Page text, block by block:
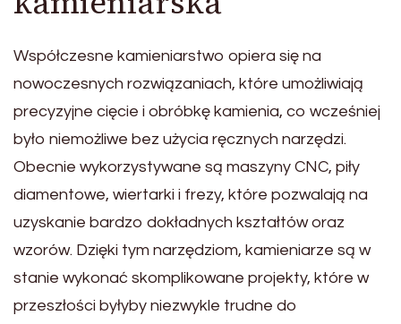
Współczesne kamieniarstwo opiera się na
nowoczesnych rozwiązaniach, które umożliwiają
precyzyjne cięcie i obróbkę kamienia, co wcześniej
było niemożliwe bez użycia ręcznych narzędzi.
Obecnie wykorzystywane są maszyny CNC, piły
diamentowe, wiertarki i frezy, które pozwalają na
uzyskanie bardzo dokładnych kształtów oraz
wzorów. Dzięki tym narzędziom, kamieniarze są w
stanie wykonać skomplikowane projekty, które w
przeszłości byłyby niezwykle trudne do